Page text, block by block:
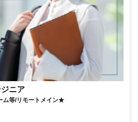
ニア
ム等/リモートメイン★